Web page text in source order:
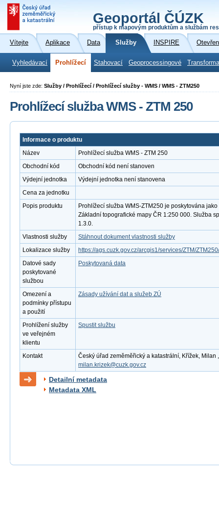
Geoportál ČÚZK
přístup k mapovým produktům a službám
Vítejte Aplikace Data Služby INSPIRE
Vyhledávací Prohlížecí Stahovací Geoprocessingové
Nyní jste zde: Služby / Prohlížecí / Prohlížecí služby - WMS / WMS - ZTM250
Prohlížecí služba WMS - ZTM 250
Informace o produktu
Název
Prohlížecí služba WMS - ZTM 250
Obchodní kód
Obchodní kód není stanoven
Výdejní jednotka
Výdejní jednotka není stanovena
Cena za jednotku
Popis produktu
Prohlížecí služba WMS-ZTM250 je poskytována
Základní topografické mapy ČR 1:250 000. Služba
1.3.0.
Vlastnosti služby
Stáhnout dokument vlastnosti služby
Lokalizace služby
https://ags.cuzk.gov.cz/arcgis1/services/ZTM/
Datové sady
poskytované
službou
Poskytovaná data
Omezení a
podmínky přístupu
a použití
Zásady užívání dat a služeb ZÚ
Prohlížení služby
ve veřejném
klientu
Spustit službu
Kontakt
Český úřad zeměměřický a katastrální, Křížek, Milan
milan.krizek@cuzk.gov.cz
Detailní metadata
Metadata XML